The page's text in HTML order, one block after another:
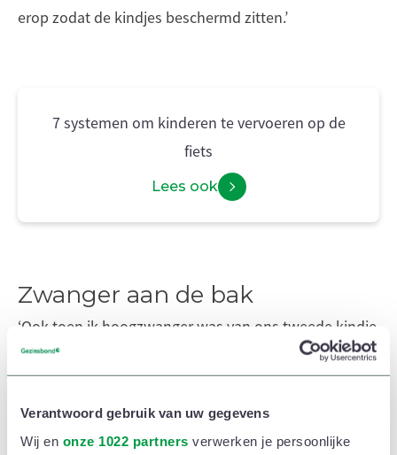
Verantwoord gebruik van uw gegevens
Wij en onze 1022 partners verwerken je persoonlijke
erop zodat de kindjes beschermd zitten.’
7 systemen om kinderen te vervoeren op de
fiets
Lees ook
Zwanger aan de bak
‘Ook toen ik hoogzwanger was van ons tweede kindje
ben ik met de bakfiets blijven rijden’, vertelt Katrijn.
moeilijker.